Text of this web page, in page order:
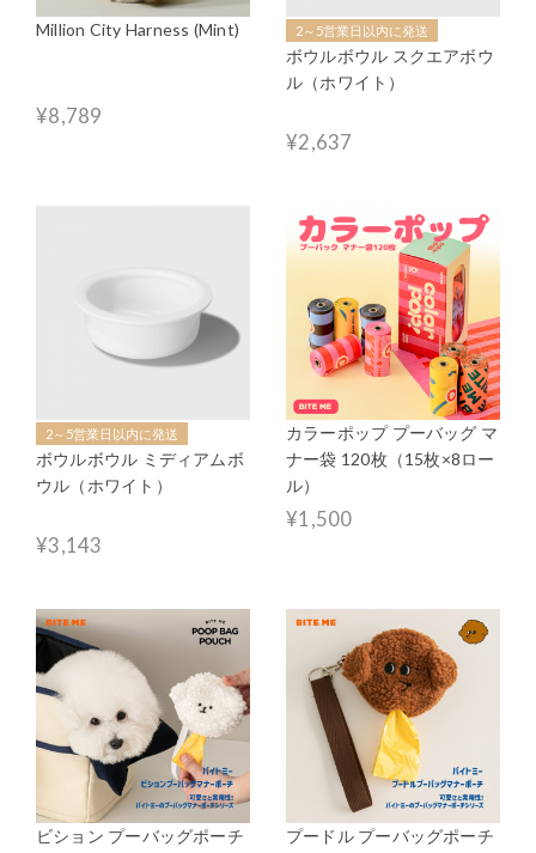
Million City Harness (Mint)
¥8,789
2～5営業日以内に発送
ボウルボウル スクエアボウ
ル（ホワイト）
¥2,637
2～5営業日以内に発送
ボウルボウル ミディアムボ
ウル（ホワイト）
¥3,143
カラーポップ プーバッグ マ
ナー袋 120枚（15枚×8ロー
ル）
¥1,500
ビション プーバッグポーチ プードル プーバッグポーチ